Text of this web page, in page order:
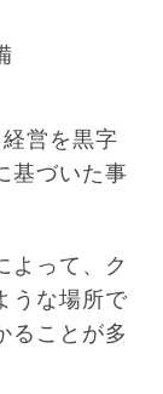
営を黒字
基づいた事
よって、ク
うな場所で
ることが多